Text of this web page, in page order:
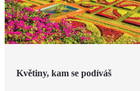
Květiny, kam se podíváš